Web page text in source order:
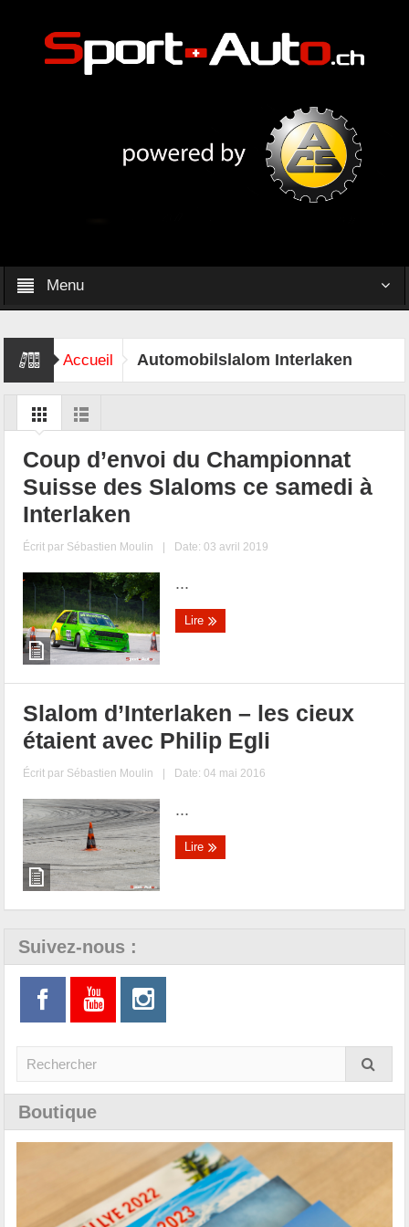
Menu
Accueil Automobilslalom Interlaken
Coup d’envoi du Championnat
Suisse des Slaloms ce samedi à
Interlaken
Écrit par Sébastien Moulin | Date: 03 avril 2019
...
Lire
Slalom d’Interlaken – les cieux
étaient avec Philip Egli
Écrit par Sébastien Moulin | Date: 04 mai 2016
...
Lire
Suivez-nous :
Boutique